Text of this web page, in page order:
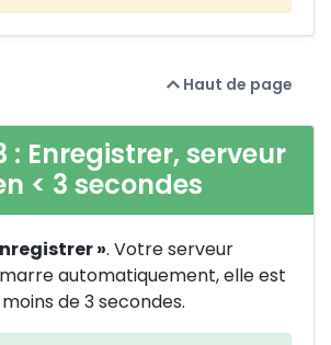
Haut de page
: Enregistrer, serveur
< 3 secondes
». Votre serveur
automatiquement, elle est
de 3 secondes.